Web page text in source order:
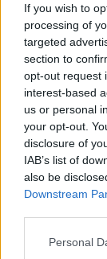
If you wish to
processing of
targeted
section to
opt-out request
interest-based
us or personal
your opt-out.
disclosure of
IAB’s list of
also be
Downstream
Personal
θα περάσουν
90: Και όμως,
μελέτη
του ζωή στη
[ΠΗΓΗ]